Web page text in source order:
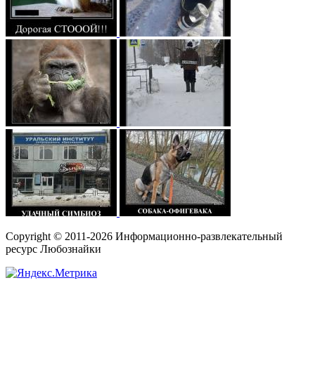
Copyright © 2011-2026 Информационно-развлекательный
ресурс Любознайки